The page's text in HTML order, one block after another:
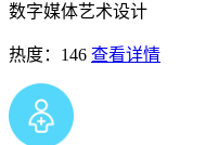
数字媒体艺术设计
热度：146 查看详情